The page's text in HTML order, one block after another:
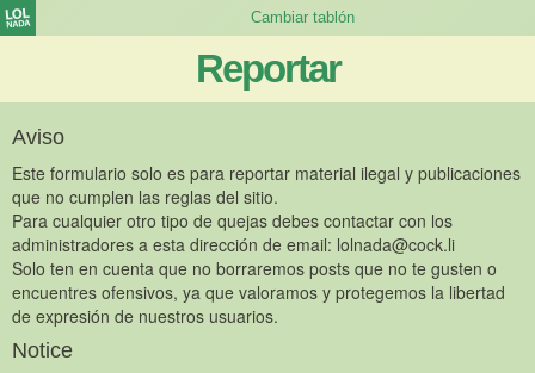
Reportar
Aviso
Este formulario solo es para reportar material ilegal y publicaciones
que no cumplen las reglas del sitio.
Para cualquier otro tipo de quejas debes contactar con los
administradores a esta dirección de email: lolnada@cock.li
Solo ten en cuenta que no borraremos posts que no te gusten o
encuentres ofensivos, ya que valoramos y protegemos la libertad
de expresión de nuestros usuarios.
Notice